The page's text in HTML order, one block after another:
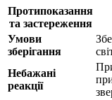
Протипоказання
та застереження
Умови
зберігання
Небажані
реакції